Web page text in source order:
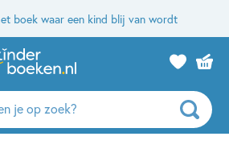
boek waar een kind blij van wordt